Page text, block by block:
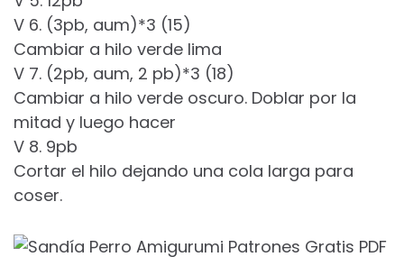
V 6. (3pb, aum)*3 (15)
Cambiar a hilo verde lima
V 7. (2pb, aum, 2 pb)*3 (18)
Cambiar a hilo verde oscuro. Doblar por la
mitad y luego hacer
V 8. 9pb
Cortar el hilo dejando una cola larga para
coser.